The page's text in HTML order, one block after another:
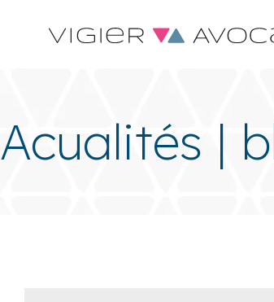
Acualités |